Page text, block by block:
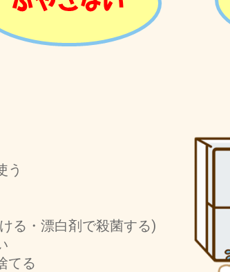
う
る・漂白剤で殺菌する)
てる